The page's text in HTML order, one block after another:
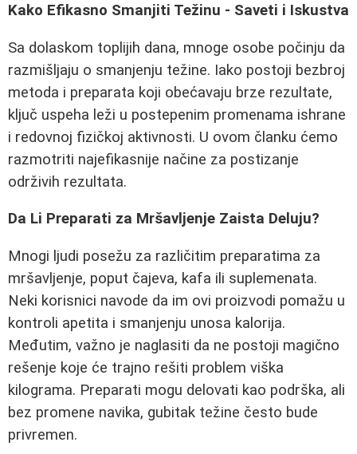
Kako Efikasno Smanjiti Težinu - Saveti i Iskustva
Sa dolaskom toplijih dana, mnoge osobe počinju da
razmišljaju o smanjenju težine. Iako postoji bezbroj
metoda i preparata koji obećavaju brze rezultate,
ključ uspeha leži u postepenim promenama ishrane
i redovnoj fizičkoj aktivnosti. U ovom članku ćemo
razmotriti najefikasnije načine za postizanje
održivih rezultata.
Da Li Preparati za Mršavljenje Zaista Deluju?
Mnogi ljudi posežu za različitim preparatima za
mršavljenje, poput čajeva, kafa ili suplemenata.
Neki korisnici navode da im ovi proizvodi pomažu u
kontroli apetita i smanjenju unosa kalorija.
Međutim, važno je naglasiti da ne postoji magično
rešenje koje će trajno rešiti problem viška
kilograma. Preparati mogu delovati kao podrška, ali
bez promene navika, gubitak težine često bude
privremen.